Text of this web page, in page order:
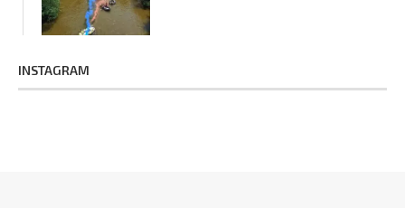
INSTAGRAM